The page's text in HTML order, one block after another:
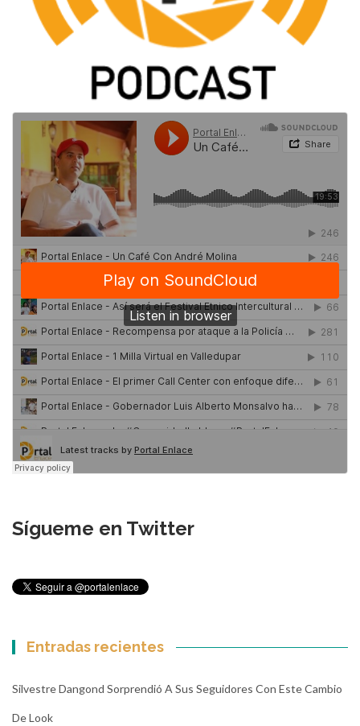
Sígueme en Twitter
Entradas recientes
Silvestre Dangond Sorprendió A Sus Seguidores Con Este Cambio
De Look